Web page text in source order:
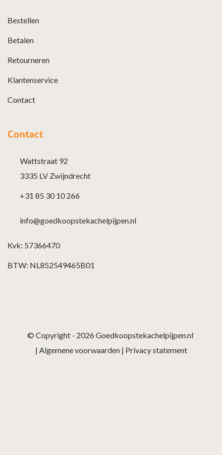
Bestellen
Betalen
Retourneren
Klantenservice
Contact
Contact
Wattstraat 92
3335 LV Zwijndrecht
+31 85 30 10 266
info@goedkoopstekachelpijpen.nl
Kvk: 57366470
BTW: NL852549465B01
© Copyright - 2026 Goedkoopstekachelpijpen.nl
| Algemene voorwaarden| Privacy statement